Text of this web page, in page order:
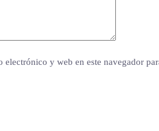
electrónico y web en este navegador